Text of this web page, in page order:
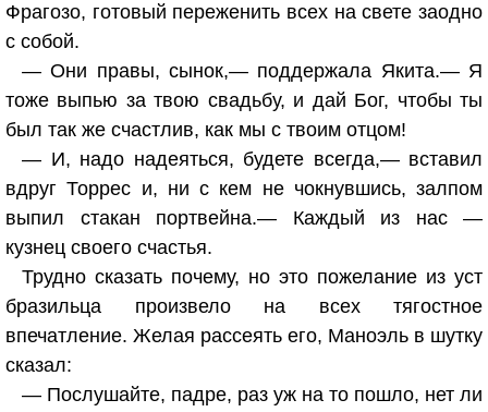
Фрагозо, готовый переженить всех на свете заодно
с собой.
— Они правы, сынок,— поддержала Якита.— Я
тоже выпью за твою свадьбу, и дай Бог, чтобы ты
был так же счастлив, как мы с твоим отцом!
— И, надо надеяться, будете всегда,— вставил
вдруг Торрес и, ни с кем не чокнувшись, залпом
выпил стакан портвейна.— Каждый из нас —
кузнец своего счастья.
Трудно сказать почему, но это пожелание из уст
бразильца произвело на всех тягостное
впечатление. Желая рассеять его, Маноэль в шутку
сказал:
— Послушайте, падре, раз уж на то пошло, нет ли